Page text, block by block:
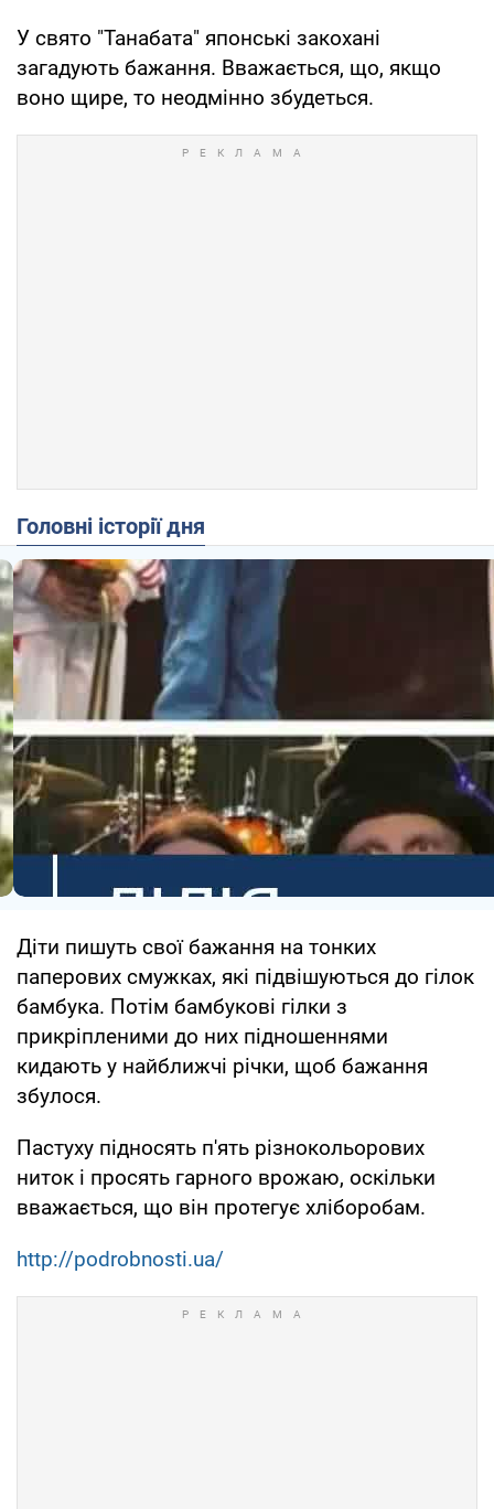
У свято "Танабата" японські закохані
загадують бажання. Вважається, що, якщо
воно щире, то неодмінно збудеться.
Головні історії дня
Діти пишуть свої бажання на тонких
паперових смужках, які підвішуються до гілок
бамбука. Потім бамбукові гілки з
прикріпленими до них підношеннями
кидають у найближчі річки, щоб бажання
збулося.
Пастуху підносять п'ять різнокольорових
ниток і просять гарного врожаю, оскільки
вважається, що він протегує хліборобам.
http://podrobnosti.ua/